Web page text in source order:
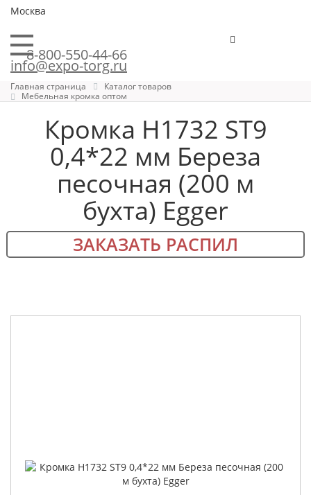
Москва
8-800-550-44-66
info@expo-torg.ru
Главная страница
Каталог товаров
Мебельная кромка оптом
Кромка H1732 ST9
0,4*22 мм Береза
песочная (200 м
бухта) Egger
ЗАКАЗАТЬ РАСПИЛ